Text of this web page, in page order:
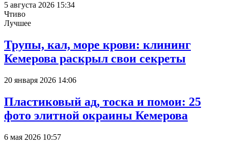
5 августа 2026 15:34
Чтиво
Лучшее
Трупы, кал, море крови: клининг
Кемерова раскрыл свои секреты
20 января 2026 14:06
Пластиковый ад, тоска и помои: 25
фото элитной окраины Кемерова
6 мая 2026 10:57